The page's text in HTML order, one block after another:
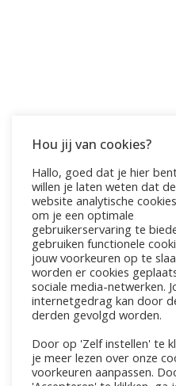
Verbinding
doorPauline|jul 4, 2026
Vrouwenweekend
14 juni 2027 |
het tijd is om even
te stappen? Vier
te zorgen, plannen
waarin er voor jou
de...
Hou jij van cookies?
Hallo, goed dat je hier
willen je laten weten dat
website analytische
om je een optimale
gebruikerservaring te
gebruiken functionele
jouw voorkeuren op te
worden er cookies
sociale media-netwerken.
internetgedrag kan door
derden gevolgd worden.
Door op 'Zelf instellen' te
je meer lezen over onze
voorkeuren aanpassen.